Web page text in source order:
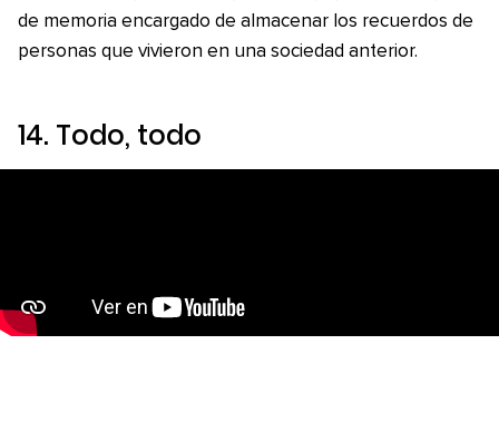
de memoria encargado de almacenar los recuerdos de
personas que vivieron en una sociedad anterior.
14. Todo, todo